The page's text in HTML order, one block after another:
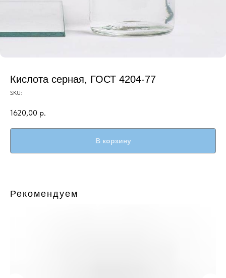
Кислота серная, ГОСТ 4204-77
SKU:
1620,00 р.
В корзину
Рекомендуем